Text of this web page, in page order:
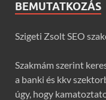
BEMUTATKOZÁS
Szigeti Zsolt SEO
Szakmám szerint
a banki és kkv
úgy, hogy